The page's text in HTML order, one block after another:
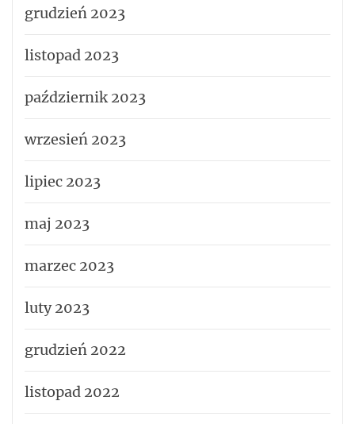
grudzień 2023
listopad 2023
październik 2023
wrzesień 2023
lipiec 2023
maj 2023
marzec 2023
luty 2023
grudzień 2022
listopad 2022